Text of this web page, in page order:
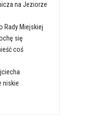
na Jeziorze
Rady Miejskiej
się
coś
niskie